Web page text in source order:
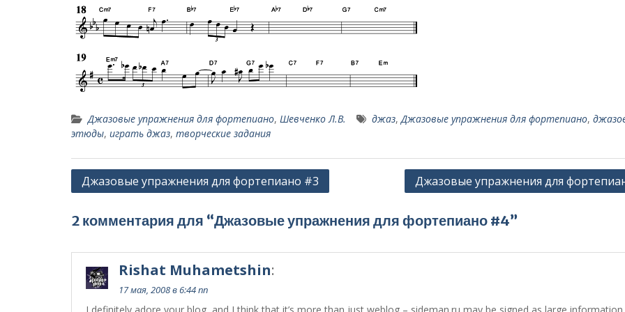
Джазовые упражнения для фортепиано, Шевченко Л.В. джаз,Джазовые упражнения для фортепиано,
этюды, играть джаз, творческие задания
Навигация
записям
Джазовые упражнения для фортепиано #3 Джазовые упражнения для
2 комментария для “Джазовые упражнения для фортепиано #4”
Rishat Muhametshin:
17 мая, 2008 в 6:44 пп